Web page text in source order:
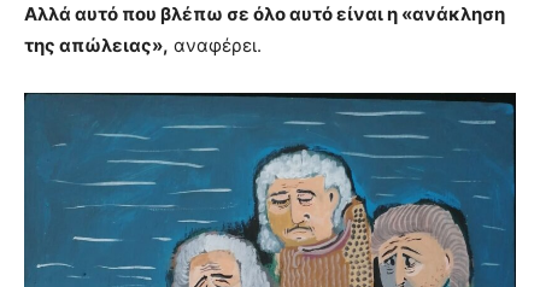
Αλλά αυτό που βλέπω σε όλο αυτό είναι η «ανάκληση
της απώλειας», αναφέρει.